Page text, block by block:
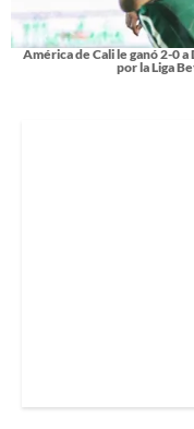
América de Cali le ganó 2-0
por la Liga